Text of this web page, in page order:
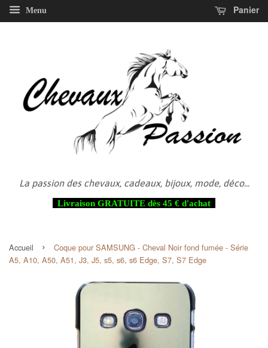
Menu Panier
La passion des chevaux, cadeaux, bijoux, mode, déco...
Livraison GRATUITE dès 45 € d'achat
Accueil ›
Coque pour SAMSUNG - Cheval Noir fond fumée - Série
A5, A10, A50, A51, J3, J5, s5, s6, s6 Edge, S7, S7 Edge